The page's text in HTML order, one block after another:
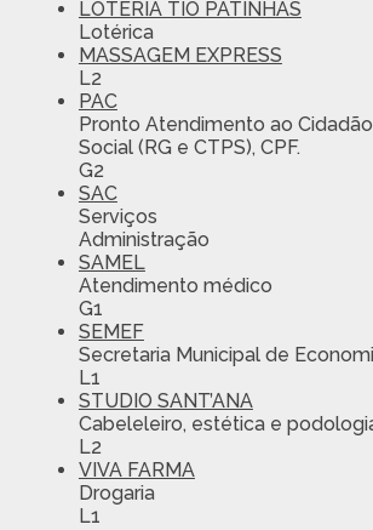
LOTERIA TIO PATINHAS
Lotérica
MASSAGEM EXPRESS
L2
PAC
Pronto Atendimento ao
Social (RG e CTPS), CPF.
G2
SAC
Serviços
Administração
SAMEL
Atendimento médico
G1
SEMEF
Secretaria Municipal de
L1
STUDIO SANT’ANA
Cabeleleiro, estética e
L2
VIVA FARMA
Drogaria
L1